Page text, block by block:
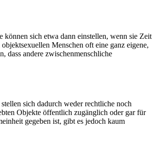
sich etwa dann einstellen, wenn sie Zeit
Menschen oft eine ganz eigene,
dass andere zwischenmenschliche
sich dadurch weder rechtliche noch
Objekte öffentlich zugänglich oder gar für
gegeben ist, gibt es jedoch kaum